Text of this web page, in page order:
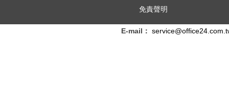
免責聲明
E-mail：